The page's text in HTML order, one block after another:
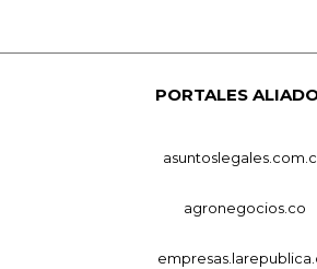
PORTALES
agronegocios.co